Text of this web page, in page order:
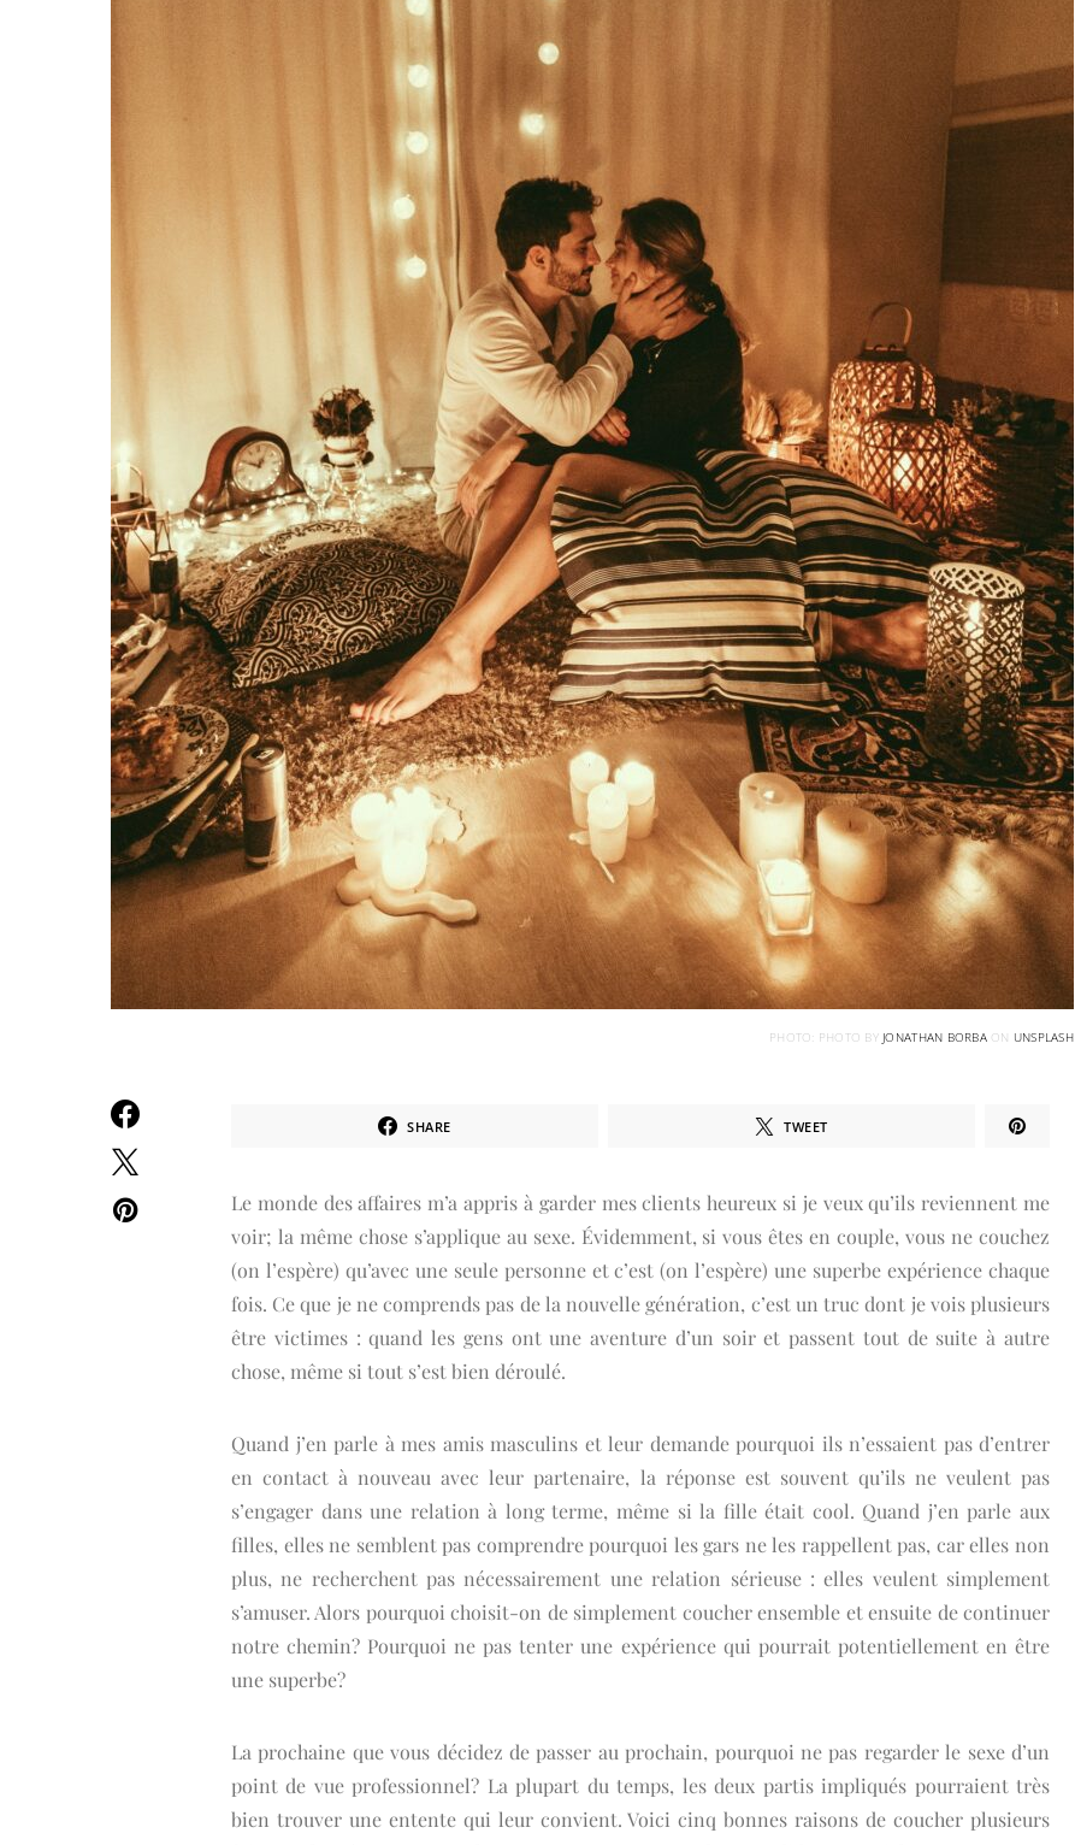
PHOTO: PHOTO BY JONATHAN BORBAON UNSPLASH
SHARE TWEET
Le monde des affaires m’a appris à garder mes clients heureux si je veux qu’ils reviennent me
voir; la même chose s’applique au sexe. Évidemment, si vous êtes en couple, vous ne couchez
(on l’espère) qu’avec une seule personne et c’est (on l’espère) une superbe expérience chaque
fois. Ce que je ne comprends pas de la nouvelle génération, c’est un truc dont je vois plusieurs
être victimes : quand les gens ont une aventure d’un soir et passent tout de suite à autre
chose, même si tout s’est bien déroulé.
Quand j’en parle à mes amis masculins et leur demande pourquoi ils n’essaient pas d’entrer
en contact à nouveau avec leur partenaire, la réponse est souvent qu’ils ne veulent pas
s’engager dans une relation à long terme, même si la fille était cool. Quand j’en parle aux
filles, elles ne semblent pas comprendre pourquoi les gars ne les rappellent pas, car elles non
plus, ne recherchent pas nécessairement une relation sérieuse : elles veulent simplement
s’amuser. Alors pourquoi choisit-on de simplement coucher ensemble et ensuite de continuer
notre chemin? Pourquoi ne pas tenter une expérience qui pourrait potentiellement en être
une superbe?
La prochaine que vous décidez de passer au prochain, pourquoi ne pas regarder le sexe d’un
point de vue professionnel? La plupart du temps, les deux partis impliqués pourraient très
bien trouver une entente qui leur convient. Voici cinq bonnes raisons de coucher plusieurs